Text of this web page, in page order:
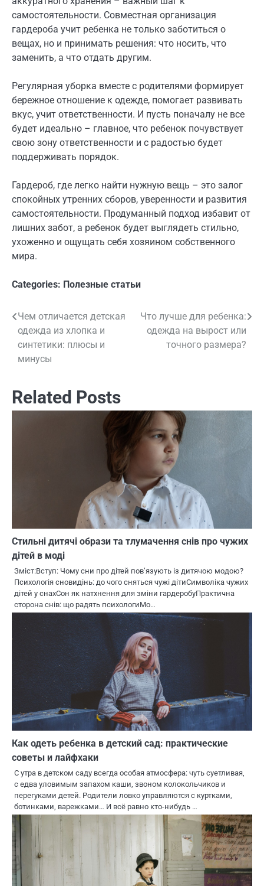
самостоятельности. Совместная организация
гардероба учит ребенка не только заботиться о
вещах, но и принимать решения: что носить, что
заменить, а что отдать другим.
Регулярная уборка вместе с родителями формирует
бережное отношение к одежде, помогает развивать
вкус, учит ответственности. И пусть поначалу не все
будет идеально – главное, что ребенок почувствует
свою зону ответственности и с радостью будет
поддерживать порядок.
Гардероб, где легко найти нужную вещь – это залог
спокойных утренних сборов, уверенности и развития
самостоятельности. Продуманный подход избавит от
лишних забот, а ребенок будет выглядеть стильно,
ухоженно и ощущать себя хозяином собственного
мира.
Categories: Полезные статьи
Навигация
по
записям
Чем отличается детская
одежда из хлопка и
синтетики: плюсы и
минусы
Что лучше для ребенка:
одежда на вырост или
точного размера?
Related Posts
Стильні дитячі образи та тлумачення снів про чужих
дітей в моді
Зміст:Вступ: Чому сни про дітей пов’язують із дитячою модою?
Психологія сновидінь: до чого сняться чужі дітиСимволіка чужих
дітей у снахСон як натхнення для зміни гардеробуПрактична
сторона снів: що радять психологиМо…
Как одеть ребенка в детский сад: практические
советы и лайфхаки
С утра в детском саду всегда особая атмосфера: чуть суетливая,
с едва уловимым запахом каши, звоном колокольчиков и
перегуками детей. Родители ловко управляются с куртками,
ботинками, варежками… И всё равно кто-нибудь …